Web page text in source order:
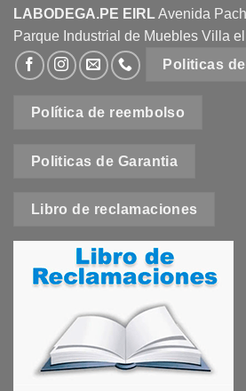
LABODEGA.PE EIRLAvenida
Parque Industrial de Muebles Villa
Politicas
Política de reembolso
Politicas de Garantia
Libro de reclamaciones